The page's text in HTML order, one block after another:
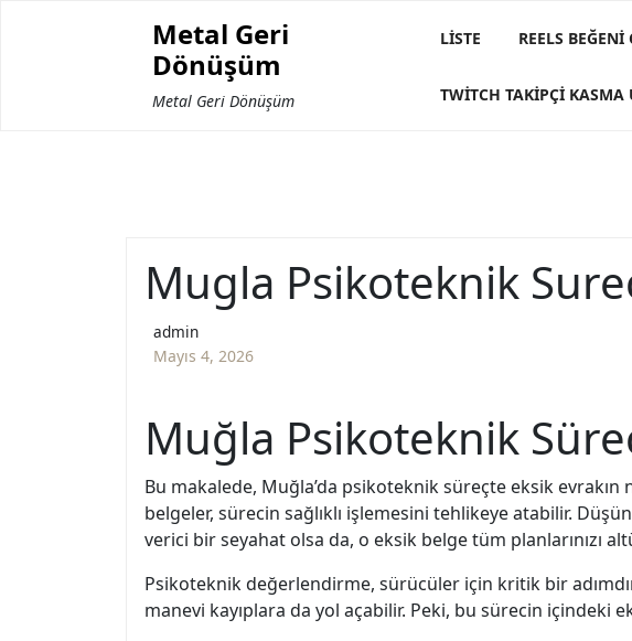
Metal Geri
Dönüşüm
Metal Geri Dönüşüm
LISTE REELS
TWITCH TAKIPÇI KASMA
Mugla Psikoteknik
admin
Mayıs 4, 2026
Muğla Psikoteknik
Bu makalede, Muğla’da psikoteknik süreçte eksik
belgeler, sürecin sağlıklı işlemesini tehlikeye atabilir.
verici bir seyahat olsa da, o eksik belge tüm planlarınızı
Psikoteknik değerlendirme, sürücüler için kritik bir
manevi kayıplara da yol açabilir. Peki, bu sürecin içindeki